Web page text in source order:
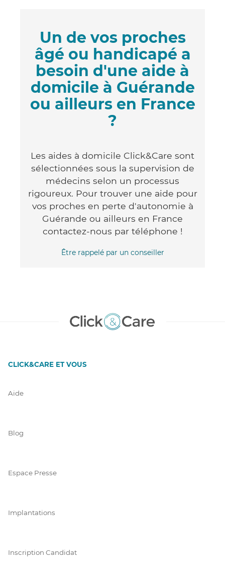
Un de vos proches
âgé ou handicapé a
besoin d'une aide à
domicile à Guérande
ou ailleurs en France
?
Les aides à domicile Click&Care sont
sélectionnées sous la supervision de
médecins selon un processus
rigoureux. Pour trouver une aide pour
vos proches en perte d'autonomie à
Guérande ou ailleurs en France
contactez-nous par téléphone !
Être rappelé par un conseiller
CLICK&CARE ET VOUS
Aide
Blog
Espace Presse
Implantations
Inscription Candidat